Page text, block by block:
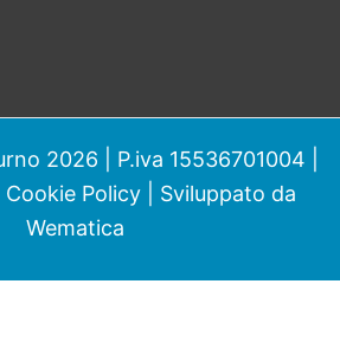
2026 | P.iva 15536701004 |
Cookie Policy| Sviluppato da
Wematica